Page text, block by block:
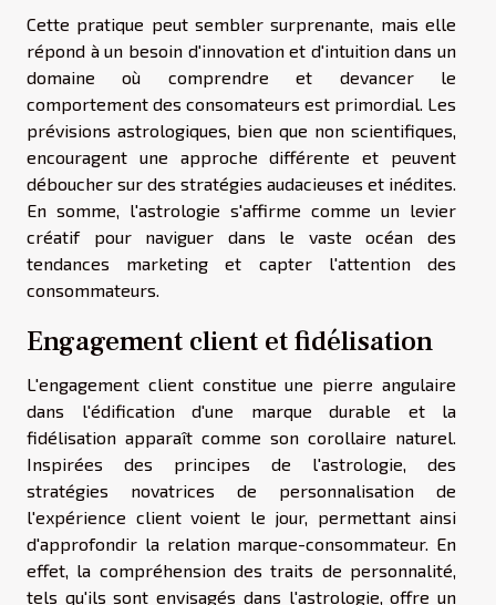
Cette pratique peut sembler surprenante, mais elle
répond à un besoin d'innovation et d'intuition dans un
domaine où comprendre et devancer le
comportement des consomateurs est primordial. Les
prévisions astrologiques, bien que non scientifiques,
encouragent une approche différente et peuvent
déboucher sur des stratégies audacieuses et inédites.
En somme, l'astrologie s'affirme comme un levier
créatif pour naviguer dans le vaste océan des
tendances marketing et capter l'attention des
consommateurs.
Engagement client et fidélisation
L'engagement client constitue une pierre angulaire
dans l'édification d'une marque durable et la
fidélisation apparaît comme son corollaire naturel.
Inspirées des principes de l'astrologie, des
stratégies novatrices de personnalisation de
l'expérience client voient le jour, permettant ainsi
d'approfondir la relation marque-consommateur. En
effet, la compréhension des traits de personnalité,
tels qu'ils sont envisagés dans l'astrologie, offre un